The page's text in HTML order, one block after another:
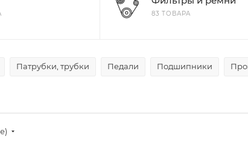
83 ТОВАРА
Патрубки, трубки Педали Подшипники